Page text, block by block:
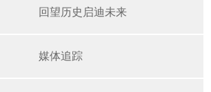
回望历史启迪未来
媒体追踪